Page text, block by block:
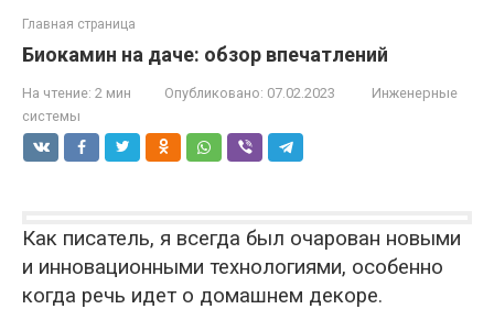
Главная страница
Биокамин на даче: обзор впечатлений
На чтение: 2 мин Опубликовано: 07.02.2023
Инженерные
системы
Как писатель, я всегда был очарован новыми
и инновационными технологиями, особенно
когда речь идет о домашнем декоре.